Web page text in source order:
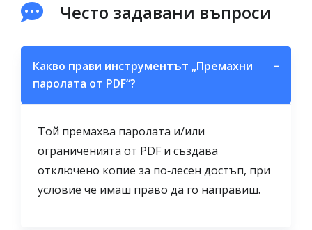
Често задавани въпроси
Какво прави инструментът „Премахни
паролата от PDF“?
−
Той премахва паролата и/или
ограниченията от PDF и създава
отключено копие за по‑лесен достъп, при
условие че имаш право да го направиш.